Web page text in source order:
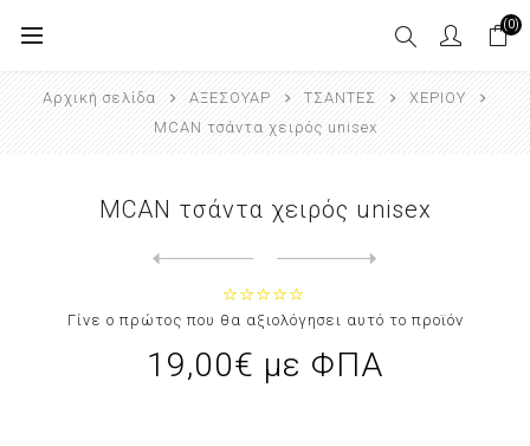
(0)
Αρχική σελίδα ΑΞΕΣΟΥΑΡ ΤΣΑΝΤΕΣ
ΧΕΡΙΟΥ
MCAN τσάντα χειρός unisex
MCAN τσάντα χειρός unisex
Γίνε ο πρώτος που θα αξιολόγησει αυτό το προϊόν
19,00€ με ΦΠΑ